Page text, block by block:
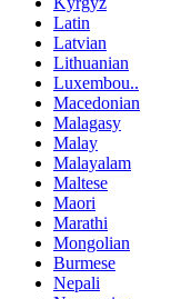
Latin
Latvian
Lithuanian
Luxembou..
Macedonian
Malagasy
Malay
Malayalam
Maltese
Maori
Marathi
Mongolian
Burmese
Nepali